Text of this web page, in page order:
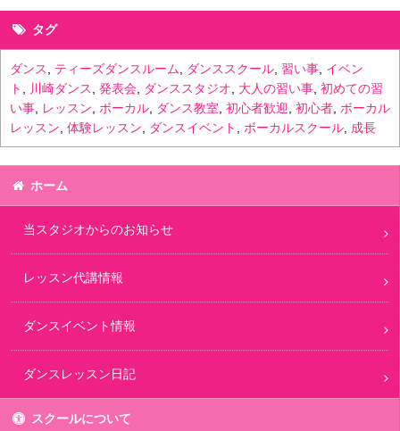
タグ
ダンス ティーズダンスルーム ダンススクール 習い事 イベン
ト
川崎ダンス 発表会 ダンススタジオ 大人の習い事 初めての習
い事
レッスン ボーカル ダンス教室 初心者歓迎 初心者 ボーカル
レッスン 体験レッスン ダンスイベント ボーカルスクール 成長
ホーム
当スタジオからのお知らせ
レッスン代講情報
ダンスイベント情報
ダンスレッスン日記
スクールについて